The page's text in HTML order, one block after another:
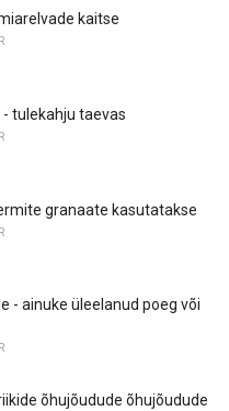
kaitse
tulekahju taevas
granaate kasutatakse
- ainuke üleelanud poeg või
õhujõudude õhujõudude